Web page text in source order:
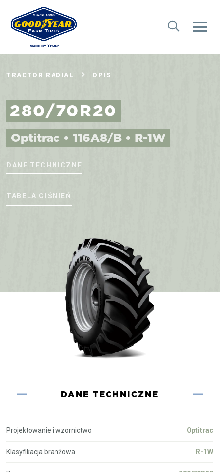
TRACTOR RADIAL OPIS
280/70R20
Optitrac • 116A8/B • R-1W
DANE TECHNICZNE
TABELA CIŚNIEŃ
DANE TECHNICZNE
Projektowanie i wzornictwo Optitrac
Klasyfikacja branżowa R-1W